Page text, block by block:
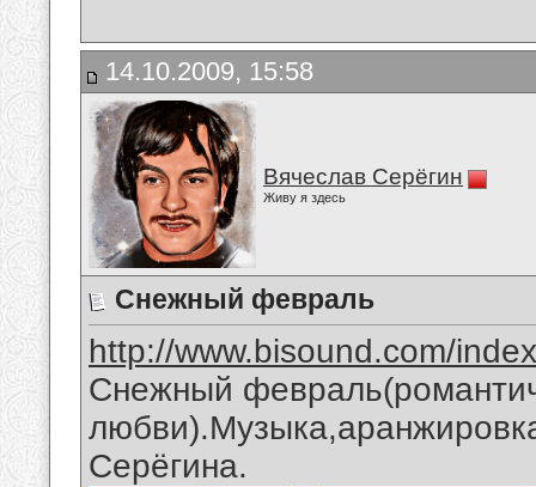
14.10.2009, 15:58
Вячеслав Серёгин
Живу я здесь
Снежный февраль
http://www.bisound.com/
Снежный
Серёгина.